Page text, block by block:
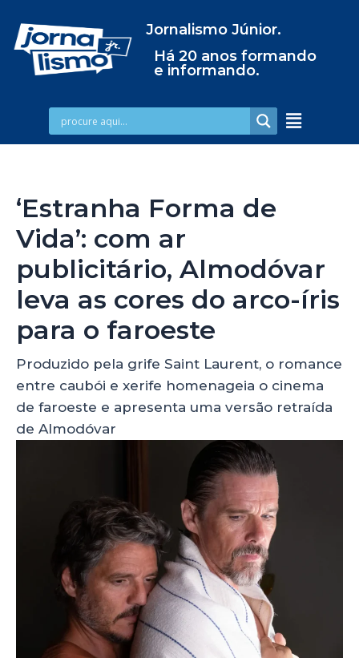
Jornalismo Júnior.
Há 20 anos formando
e informando.
‘Estranha Forma de
Vida’: com ar
publicitário, Almodóvar
leva as cores do arco-íris
para o faroeste
Produzido pela grife Saint Laurent, o romance
entre caubói e xerife homenageia o cinema
de faroeste e apresenta uma versão retraída
de Almodóvar